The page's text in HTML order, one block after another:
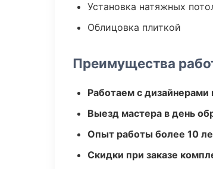
Установка натяжных
Облицовка плиткой
Преимущества
Работаем с дизайнерами
Выезд мастера в день
Опыт работы более 10
Скидки при заказе